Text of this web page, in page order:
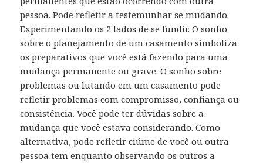
pessoa. Pode refletir a testemunhar se mudando.
Experimentando os 2 lados de se fundir. O sonho
sobre o planejamento de um casamento simboliza
os preparativos que você está fazendo para uma
mudança permanente ou grave. O sonho sobre
problemas ou lutando em um casamento pode
refletir problemas com compromisso, confiança ou
consistência. Você pode ter dúvidas sobre a
mudança que você estava considerando. Como
alternativa, pode refletir ciúme de você ou outra
pessoa tem enquanto observando os outros a